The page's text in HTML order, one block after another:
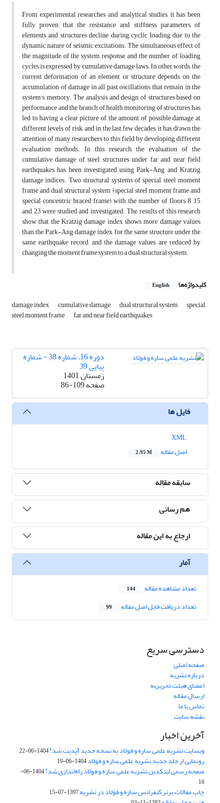
From experimental researches and analytical studies, it has been
fully proven that the resistance and stiffness parameters of
elements and structures decline during cyclic loading due to the
dynamic nature of seismic excitations. The simultaneous effect of
the magnitude of the system response and the number of loading
cycles is expressed by cumulative damage laws; In other words, the
current deformation of an element or structure depends on the
accumulation of damage in all past oscillations that remain in the
system's memory. The analysis and design of structures based on
performance and the branch of health monitoring of structures has
led to having a clear picture of the amount of possible damage at
different levels of risk, and in the last few decades, it has drawn the
attention of many researchers to this field by developing different
evaluation methods. In this research, the evaluation of the
cumulative damage of steel structures under far and near field
earthquakes has been investigated using Park-Ang and Kratzig
damage indices. Two structural systems of special steel moment
frame and dual structural system (special steel moment frame and
special concentric braced frame) with the number of floors 8, 15
and 23 were studied and investigated. The results of this research
show that the Kratzig damage index shows more damage values
than the Park-Ang damage index for the same structure under the
same earthquake record, and the damage values are reduced by
changing the moment frame system to a dual structural system.
کلیدواژه‌ها English
damage index cumulative damage dual structural system special
steel moment frame far and near field earthquakes
دوره 16، شماره 38 - شماره
پیاپی 39
زمستان 1401
صفحه86-109
فایل ها
اصل مقاله
2.95 M
سابقه مقاله
هم رسانی
ارجاع به این مقاله
آمار
تعداد مشاهده مقاله 144
تعداد دریافت فایل اصل مقاله 99
دسترسی سریع
صفحه اصلی
درباره نشریه
اعضای هیئت تحریریه
ارسال مقاله
تماس با ما
نقشه سایت
آخرین اخبار
وبسایت نشریه علمی سازه و فولاد به نسخه جدید آپدیت شد!1404-06-22
رونمایی از جلد جدید نشریه علمی سازه و فولاد1404-06-19
صفحه رسمی لینکدین نشریه علمی سازه و فولاد راه‌اندازی شد!
1404-06-
16
چاپ مقالات برتر کنفرانس سازه و فولاد در نشریه1397-07-15